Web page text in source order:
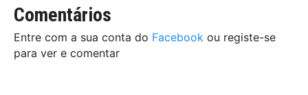
Comentários
Entre com a sua conta do Facebook ou registe-se
para ver e comentar